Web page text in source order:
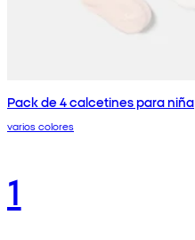
Pack de 4 calcetines para niña
varios colores
1